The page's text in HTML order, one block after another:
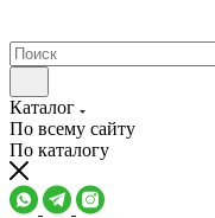
Каталог
По всему сайту
По каталогу